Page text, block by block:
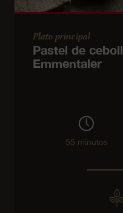
Plato principal
Pastel de
Emmentaler
55 minutos